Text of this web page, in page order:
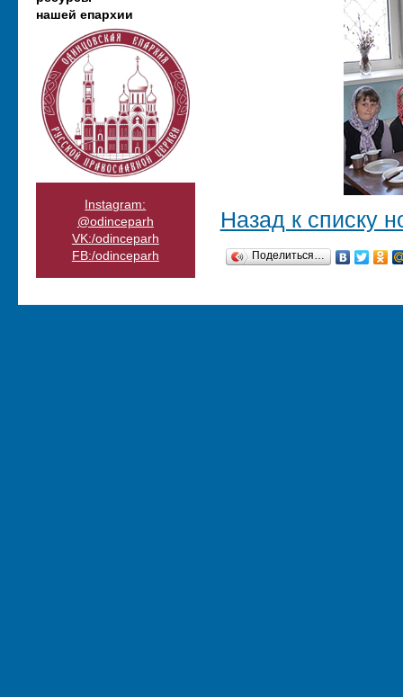
нашей епархии
Instagram:
@odinceparh
VK:/odinceparh
FB:/odinceparh
Назад к списку
Поделиться…